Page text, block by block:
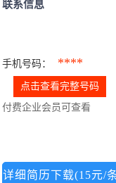
联系信息
手机号码： ****
点击查看完整号码
付费企业会员可查看
详细简历下载(15元/